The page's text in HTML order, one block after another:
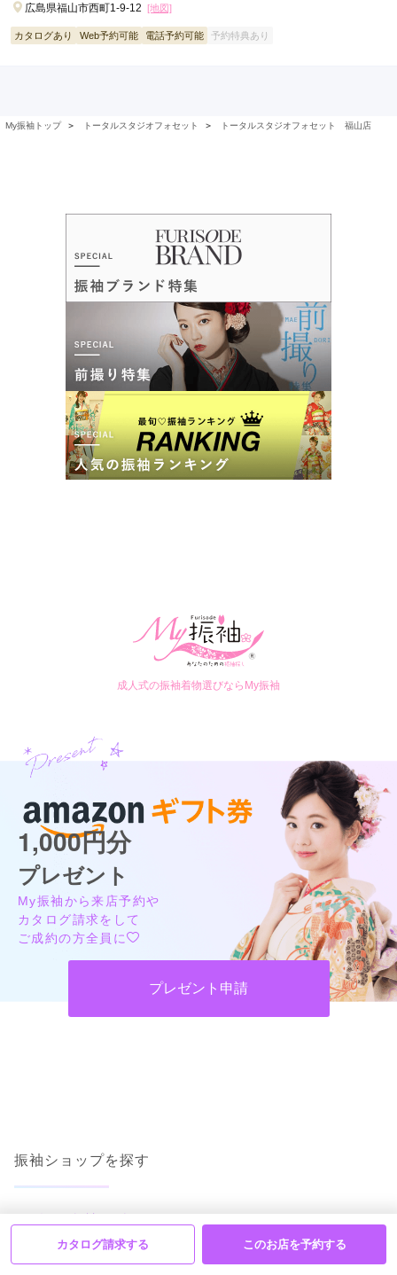
カタログ請求する このお店を予約する
広島県福山市西町1-9-12 [地図]
カタログあり Web予約可能 電話予約可能 予約特典あり
My振袖トップ ＞ トータルスタジオフォセット ＞ トータルスタジオフォセット 福山店
成人式の振袖着物選びならMy振袖
1,000円分
プレゼント
My振袖から来店予約や
カタログ請求をして
ご成約の方全員に
プレゼント申請
振袖ショップを探す
みんなの振袖ランキングトップ
口コミから探す